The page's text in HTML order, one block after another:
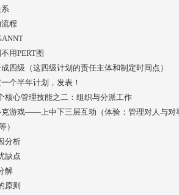
程
用PERT图
四级（这四级计划的责任主体和制定时间点）
个半年计划，发表！
核心管理技能之二：组织与分派工作
克游戏——上中下三层互动（体验：管理对人与
）
分析
缺点
解
原则